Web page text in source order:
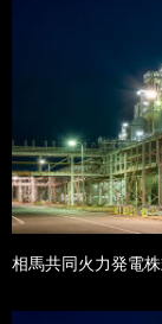
相馬共同火力発電